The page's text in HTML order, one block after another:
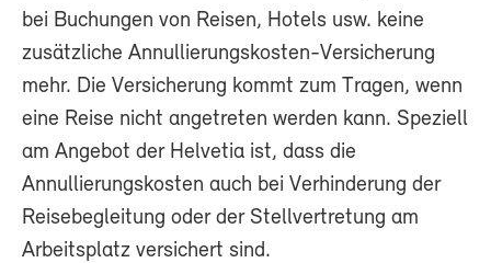
bei Buchungen von Reisen, Hotels usw. keine
zusätzliche Annullierungskosten-Versicherung
mehr. Die Versicherung kommt zum Tragen, wenn
eine Reise nicht angetreten werden kann. Speziell
am Angebot der Helvetia ist, dass die
Annullierungskosten auch bei Verhinderung der
Reisebegleitung oder der Stellvertretung am
Arbeitsplatz versichert sind.